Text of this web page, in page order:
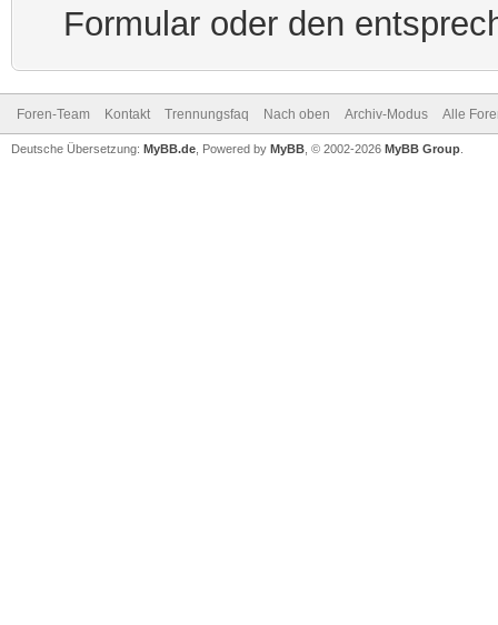
Formular oder den
Foren-Team Kontakt Trennungsfaq Nach oben Archiv-Modus Alle
Deutsche Übersetzung: MyBB.de , Powered by MyBB , © 2002-2026 MyBB Group